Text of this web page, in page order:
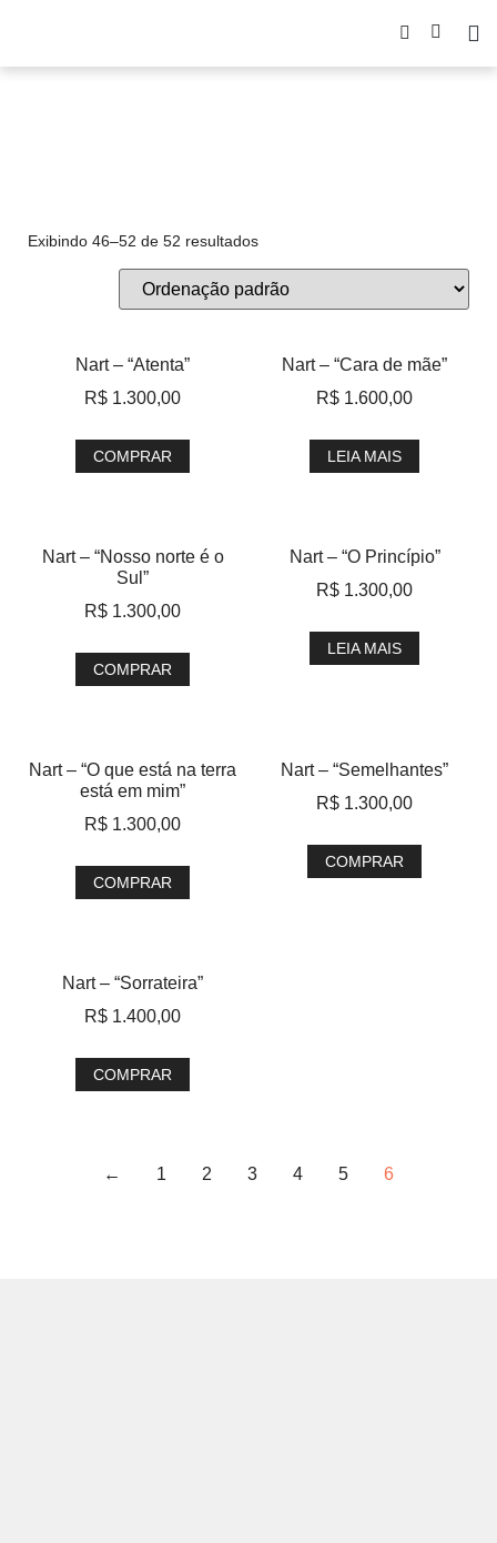
Exibindo 46–52 de 52 resultados
Nart – “Atenta”
R$ 1.300,00
COMPRAR
Nart – “Cara de mãe”
R$ 1.600,00
LEIA MAIS
Nart – “Nosso norte é o
Sul”
R$ 1.300,00
COMPRAR
Nart – “O Princípio”
R$ 1.300,00
LEIA MAIS
Nart – “O que está na terra
está em mim”
R$ 1.300,00
COMPRAR
Nart – “Semelhantes”
R$ 1.300,00
COMPRAR
Nart – “Sorrateira”
R$ 1.400,00
COMPRAR
← 1 2 3 4 5 6